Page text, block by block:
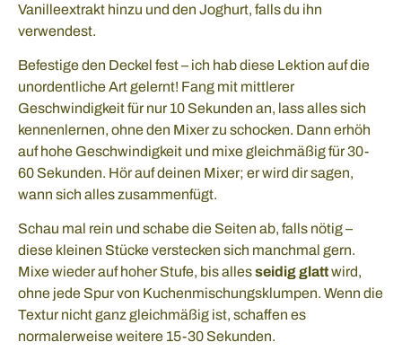
Vanilleextrakt hinzu und den Joghurt, falls du ihn
verwendest.
Befestige den Deckel fest – ich hab diese Lektion auf die
unordentliche Art gelernt! Fang mit mittlerer
Geschwindigkeit für nur 10 Sekunden an, lass alles sich
kennenlernen, ohne den Mixer zu schocken. Dann erhöh
auf hohe Geschwindigkeit und mixe gleichmäßig für 30-
60 Sekunden. Hör auf deinen Mixer; er wird dir sagen,
wann sich alles zusammenfügt.
Schau mal rein und schabe die Seiten ab, falls nötig –
diese kleinen Stücke verstecken sich manchmal gern.
Mixe wieder auf hoher Stufe, bis allesseidig glattwird,
ohne jede Spur von Kuchenmischungsklumpen. Wenn die
Textur nicht ganz gleichmäßig ist, schaffen es
normalerweise weitere 15-30 Sekunden.